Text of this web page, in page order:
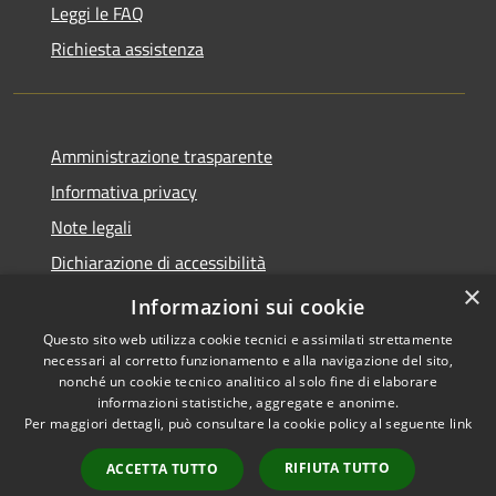
Leggi le FAQ
Richiesta assistenza
Amministrazione trasparente
Informativa privacy
Note legali
Dichiarazione di accessibilità
Moduli Privacy Amministrazione trasparente
Accessibilità
Copyright © 2026 • Comune di
Limana • Powered by
Municipium•
Accesso
×
Informazioni sui cookie
Questo sito web utilizza cookie tecnici e assimilati strettamente
necessari al corretto funzionamento e alla navigazione del sito,
nonché un cookie tecnico analitico al solo fine di elaborare
informazioni statistiche, aggregate e anonime.
Per maggiori dettagli, può consultare la cookie policy al seguente link
ACCETTA TUTTO RIFIUTA TUTTO